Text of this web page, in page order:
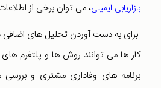
بازاریابی ایمیلی، می توان برخی از
برای به دست آوردن تحلیل های
کار ها می توانند روش ها و پلتفرم
برنامه های وفاداری مشتری و